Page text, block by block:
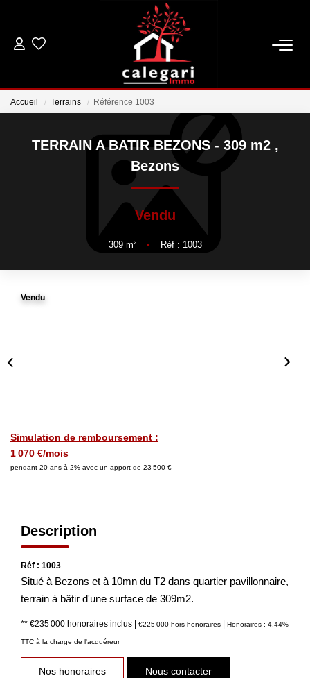
VENTES
LOCATIONS
ESTIMATION
GESTION
Qui Sommes Nous
Accueil Terrains Référence 1003
TERRAIN A BATIR BEZONS - 309 m2 ,
Bezons
Vendu
309m² • Réf : 1003
Vendu
Simulation de remboursement :
1 070 €/mois
pendant 20 ans à 2% avec un apport de 23 500 €
Description
Réf : 1003
Situé à Bezons et à 10mn du T2 dans quartier pavillonnaire,
terrain à bâtir d'une surface de 309m2.
** €235 000 honoraires inclus | €225 000 hors honoraires | Honoraires : 4.44%
TTC à la charge de l'acquéreur
Nos honoraires Nous contacter